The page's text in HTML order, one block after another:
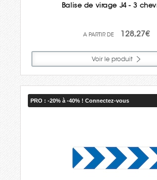
Balise de virage J4 - 3
128,27€
Voir le produit
PRO : -20% à -40% ! Connectez-vous